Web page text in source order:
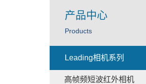
产品中心
Products
Leading相机系列
高帧频短波红外相机